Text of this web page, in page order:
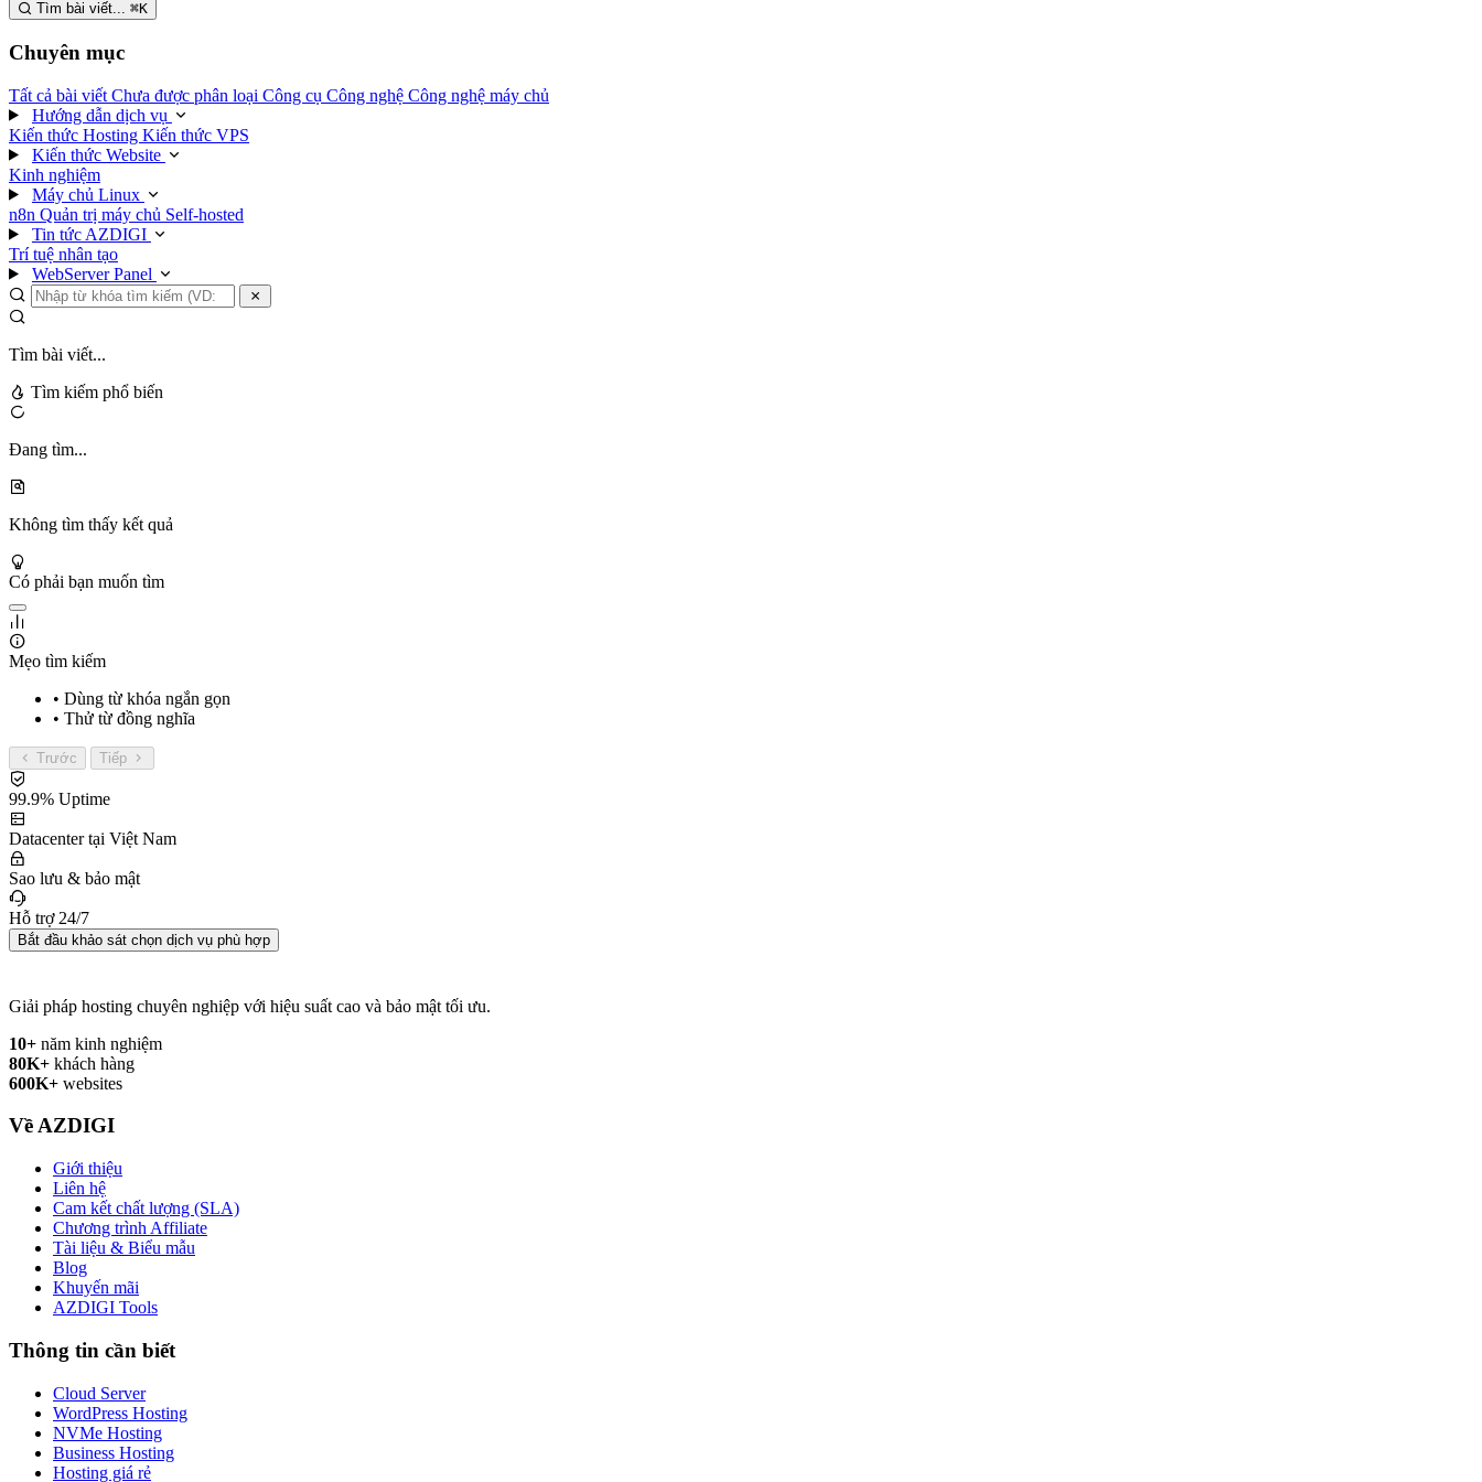
Tìm bài viết... ⌘K
Chuyên mục
Tất cả bài viết Chưa được phân loại Công cụ Công nghệ Công nghệ máy chủ
Hướng dẫn dịch vụ
Kiến thức Hosting Kiến thức VPS
Kiến thức Website
Kinh nghiệm
Máy chủ Linux
n8n Quản trị máy chủ Self-hosted
Tin tức AZDIGI
Trí tuệ nhân tạo
WebServer Panel
Tìm bài viết...
Tìm kiếm phổ biến
Đang tìm...
Không tìm thấy kết quả
Có phải bạn muốn tìm
Mẹo tìm kiếm
• Dùng từ khóa ngắn gọn
• Thử từ đồng nghĩa
Trước Tiếp
99.9% Uptime
Datacenter tại Việt Nam
Sao lưu & bảo mật
Hỗ trợ 24/7
Bắt đầu khảo sát chọn dịch vụ phù hợp
Giải pháp hosting chuyên nghiệp với hiệu suất cao và bảo mật tối ưu.
10+ năm kinh nghiệm
80K+ khách hàng
600K+ websites
Về AZDIGI
Giới thiệu
Liên hệ
Cam kết chất lượng (SLA)
Chương trình Affiliate
Tài liệu & Biểu mẫu
Blog
Khuyến mãi
AZDIGI Tools
Thông tin cần biết
Cloud Server
WordPress Hosting
NVMe Hosting
Business Hosting
Hosting giá rẻ